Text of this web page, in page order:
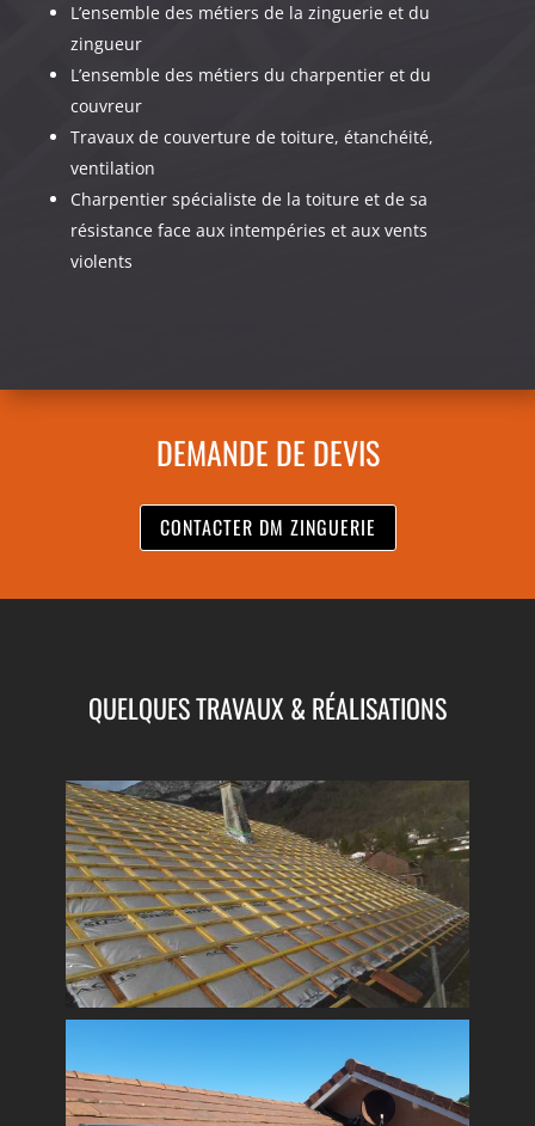
L’ensemble des métiers de la zinguerie et du
zingueur
L’ensemble des métiers du charpentier et du
couvreur
Travaux de couverture de toiture, étanchéité,
ventilation
Charpentier spécialiste de la toiture et de sa
résistance face aux intempéries et aux vents
violents
DEMANDE DE DEVIS
CONTACTER DM ZINGUERIE
QUELQUES TRAVAUX & RÉALISATIONS